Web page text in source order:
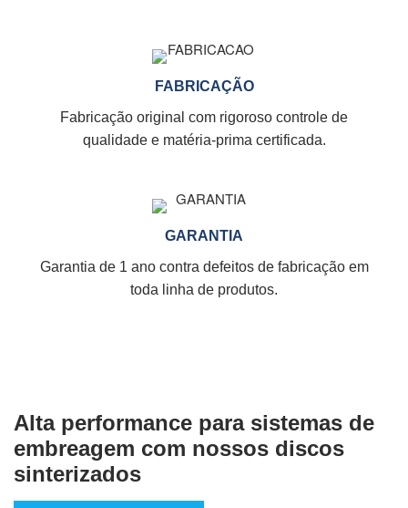
FABRICAÇÃO
Fabricação original com rigoroso controle de
qualidade e matéria-prima certificada.
GARANTIA
Garantia de 1 ano contra defeitos de fabricação em
toda linha de produtos.
Alta performance para sistemas de
embreagem com nossos discos
sinterizados